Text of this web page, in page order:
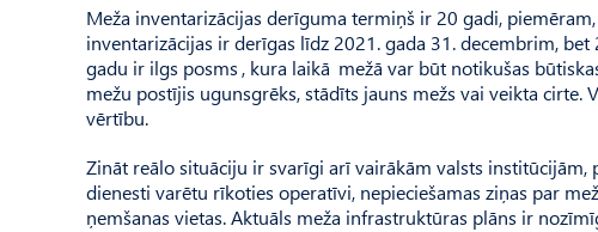
Meža inventarizācijas derīguma termiņš ir 20 gadi,
inventarizācijas ir derīgas līdz 2021. gada 31. decembrim,
gadu ir ilgs posms , kura laikā mežā var būt notikušas
mežu postījis ugunsgrēks, stādīts jauns mežs vai veikta
vērtību.
Zināt reālo situāciju ir svarīgi arī vairākām valsts institūcijām,
dienesti varētu rīkoties operatīvi, nepieciešamas ziņas par
ņemšanas vietas. Aktuāls meža infra­struktūras plāns ir